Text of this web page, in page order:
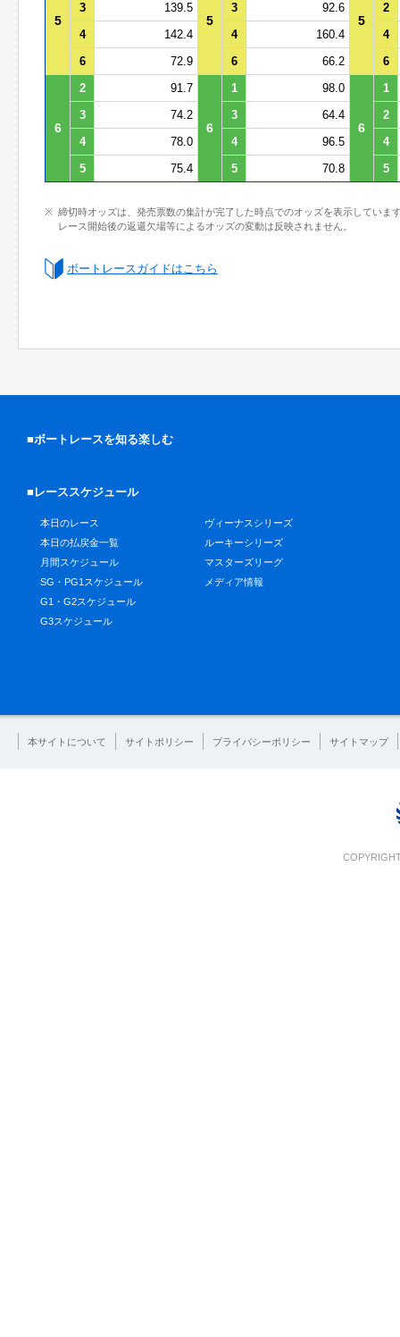
5 5 5
3
139.5 3 92.6
2
4
142.4 4 160.4
4
6
72.9 6 66.2 6
6
2 91.7
6
1 98.0
6
1
3
74.2 3 64.4
2
4
78.0 4 96.5
4
5
75.4 5 70.8 5
締切時オッズは、発売票数の集計が完了した時点でのオッズを表示していま
レース開始後の返還欠場等によるオッズの変動は反映されません。
ボートレースガイドはこちら
■ボートレースを知る楽しむ
■レーススケジュール
本日のレース
本日の払戻金一覧
月間スケジュール
SG・PG1スケジュール
G1・G2スケジュール
G3スケジュール
ヴィーナスシリーズ
ルーキーシリーズ
マスターズリーグ
メディア情報
本サイトについて サイトポリシー プライバシーポリシー サイトマップ